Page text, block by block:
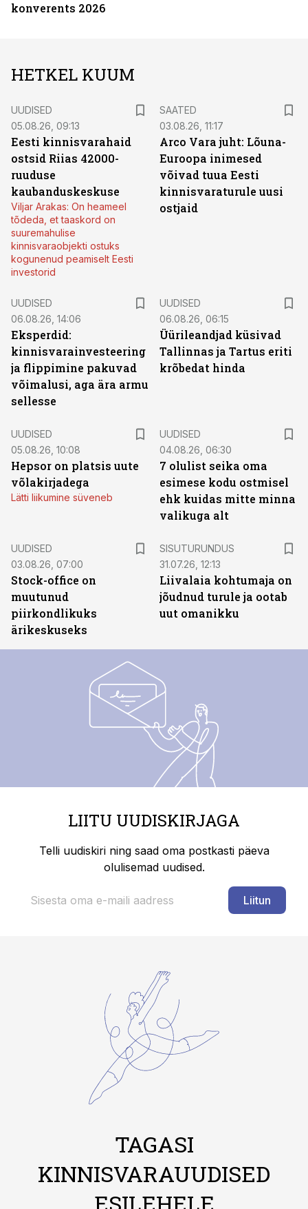
konverents 2026
HETKEL KUUM
UUDISED
05.08.26, 09:13
Eesti kinnisvarahaid
ostsid Riias 42000-
ruuduse
kaubanduskeskuse
Viljar Arakas: On heameel
tõdeda, et taaskord on
suuremahulise
kinnisvaraobjekti ostuks
kogunenud peamiselt Eesti
investorid
SAATED
03.08.26, 11:17
Arco Vara juht: Lõuna-
Euroopa inimesed
võivad tuua Eesti
kinnisvaraturule uusi
ostjaid
UUDISED
06.08.26, 14:06
Eksperdid:
kinnisvarainvesteering
ja flippimine pakuvad
võimalusi, aga ära armu
sellesse
UUDISED
06.08.26, 06:15
Üürileandjad küsivad
Tallinnas ja Tartus eriti
krõbedat hinda
UUDISED
05.08.26, 10:08
Hepsor on platsis uute
võlakirjadega
Lätti liikumine süveneb
UUDISED
04.08.26, 06:30
7 olulist seika oma
esimese kodu ostmisel
ehk kuidas mitte minna
valikuga alt
UUDISED
03.08.26, 07:00
Stock-office on
muutunud
piirkondlikuks
ärikeskuseks
SISUTURUNDUS
31.07.26, 12:13
Liivalaia kohtumaja on
jõudnud turule ja ootab
uut omanikku
LIITU UUDISKIRJAGA
Telli uudiskiri ning saad oma postkasti päeva
olulisemad uudised.
Liitun
TAGASI
KINNISVARAUUDISED